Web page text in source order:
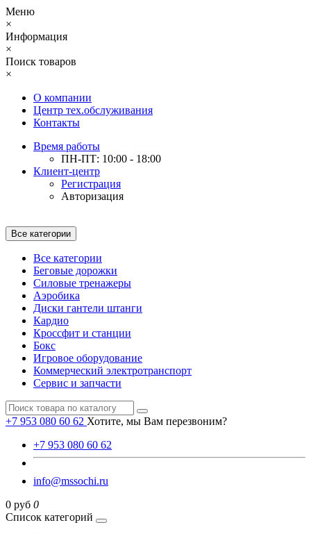
Меню
×
Информация
×
Поиск товаров
×
О компании
Центр тех.обслуживания
Контакты
Время работы
ПН-ПТ: 10:00 - 18:00
Клиент-центр
Регистрация
Авторизация
Все категории
Все категории
Беговые дорожки
Силовые тренажеры
Аэробика
Диски гантели штанги
Кардио
Кроссфит и станции
Бокс
Игровое оборудование
Коммерческий электротранспорт
Сервис и запчасти
+7 953 080 60 62 Хотите, мы Вам перезвоним?
+7 953 080 60 62
info@mssochi.ru
0 руб 0
Список категорий